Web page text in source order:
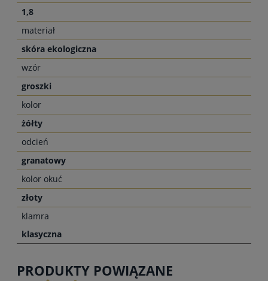
1,8
materiał
skóra ekologiczna
wzór
groszki
kolor
żółty
odcień
granatowy
kolor okuć
złoty
klamra
klasyczna
PRODUKTY POWIĄZANE